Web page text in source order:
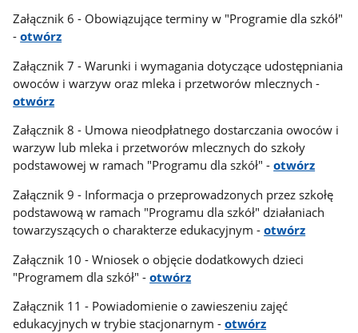
Załącznik 6 - Obowiązujące terminy w "Programie dla szkół"
-otwórz
Załącznik 7 - Warunki i wymagania dotyczące udostępniania
owoców i warzyw oraz mleka i przetworów mlecznych -
otwórz
Załącznik 8 - Umowa nieodpłatnego dostarczania owoców i
warzyw lub mleka i przetworów mlecznych do szkoły
podstawowej w ramach "Programu dla szkół" -otwórz
Załącznik 9 - Informacja o przeprowadzonych przez szkołę
podstawową w ramach "Programu dla szkół" działaniach
towarzyszących o charakterze edukacyjnym -otwórz
Załącznik 10 - Wniosek o objęcie dodatkowych dzieci
"Programem dla szkół" -otwórz
Załącznik 11 - Powiadomienie o zawieszeniu zajęć
edukacyjnych w trybie stacjonarnym -otwórz